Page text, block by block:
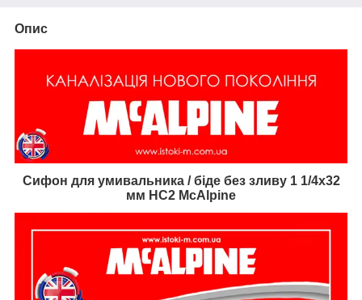
Опис
Сифон для умивальника / біде без зливу 1 1/4x32
мм HC2 McAlpine